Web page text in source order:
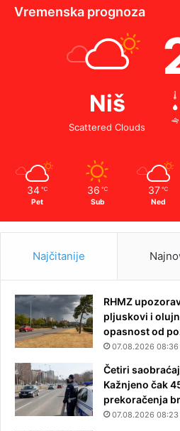
Vremenska prognoza
Niš
Scattered Clouds
34 ℃
Pet
36 ℃
Sub
37 ℃
Ned
Najčitanije
RHMZ
pljuskovi i
opasnost od
07.08.2026 08:36
Četiri
Kažnjeno čak
prekoračenja
07.08.2026 08:23